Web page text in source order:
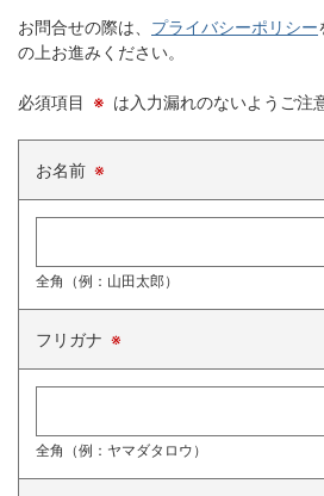
お問合せの際は、 プライバシーポリシー
の上お進みください。
必須項目 ※ は入力漏れのないようご注
お名前 ※
全角（例：山田太郎）
フリガナ ※
全角（例：ヤマダタロウ）